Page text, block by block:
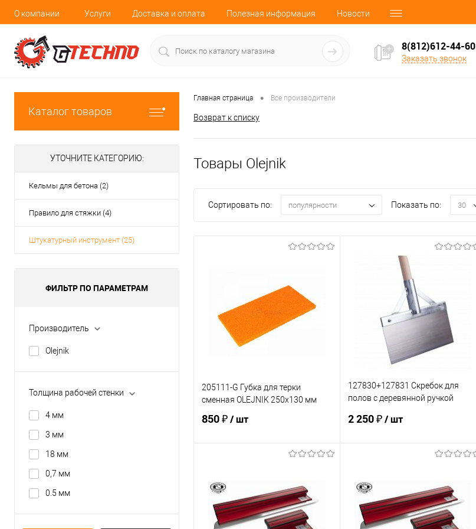
О компании Услуги Доставка и оплата Полезная информация Новости
8(812)612-44-60
Заказать звонок
Каталог товаров
УТОЧНИТЕ КАТЕГОРИЮ:
Кельмы для бетона (2)
Правило для стяжки (4)
Штукатурный инструмент (25)
ФИЛЬТР ПО ПАРАМЕТРАМ
Производитель
Olejnik
Толщина рабочей стенки
4 мм
3 мм
18 мм
0,7 мм
0.5 мм
Главная страница • Все производители
Возврат к списку
Товары Olejnik
Сортировать по: популярности Показать по: 30
205111-G Губка для терки
сменная OLEJNIK 250х130 мм
850 ₽/ шт
Купить в 1 клик
К сравнению
В избранное
В наличии
127830+127831 Скребок для
полов с деревянной ручкой
2 250 ₽/ шт
Купить в 1 клик
К сравнению
В избранное
В наличии